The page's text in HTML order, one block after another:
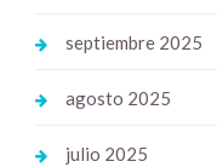
septiembre 2025
agosto 2025
julio 2025